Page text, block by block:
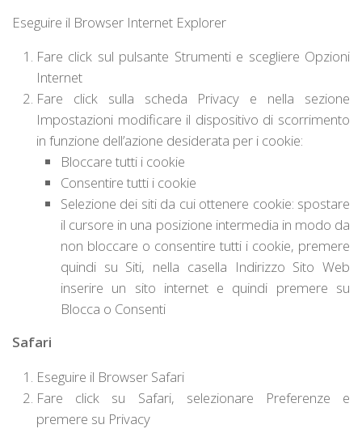
Eseguire il Browser Internet Explorer
Fare click sul pulsante Strumentie scegliere Opzioni
Internet
Fare click sulla scheda Privacy e nella sezione
Impostazioni modificare il dispositivo di scorrimento
in funzione dell’azione desiderata per i cookie:
Bloccare tutti i cookie
Consentire tutti i cookie
Selezione dei siti da cui ottenere cookie: spostare
il cursore in una posizione intermedia in modo da
non bloccare o consentire tutti i cookie, premere
quindi su Siti, nella casella Indirizzo Sito Web
inserire un sito internet e quindi premere su
Blocca o Consenti
Safari
Eseguire il Browser Safari
Fare click su Safari, selezionare Preferenze e
premere su Privacy